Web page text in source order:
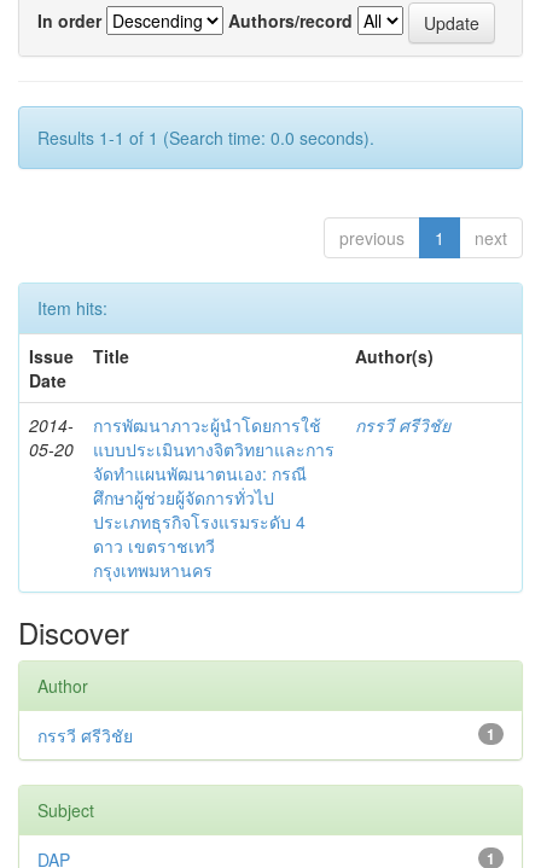
In order
Authors/record
Results 1-1 of 1 (Search time: 0.0 seconds).
previous 1 next
Item hits:
Issue
Date
Title Author(s)
2014-
05-20
การพัฒนาภาวะผู้นำโดยการใช้
แบบประเมินทางจิตวิทยาและการ
จัดทำแผนพัฒนาตนเอง: กรณี
ศึกษาผู้ช่วยผู้จัดการทั่วไป
ประเภทธุรกิจโรงแรมระดับ 4
ดาว เขตราชเทวี
กรุงเทพมหานคร
กรรวี ศรีวิชัย
Discover
Author
1
กรรวี ศรีวิชัย
Subject
1
DAP